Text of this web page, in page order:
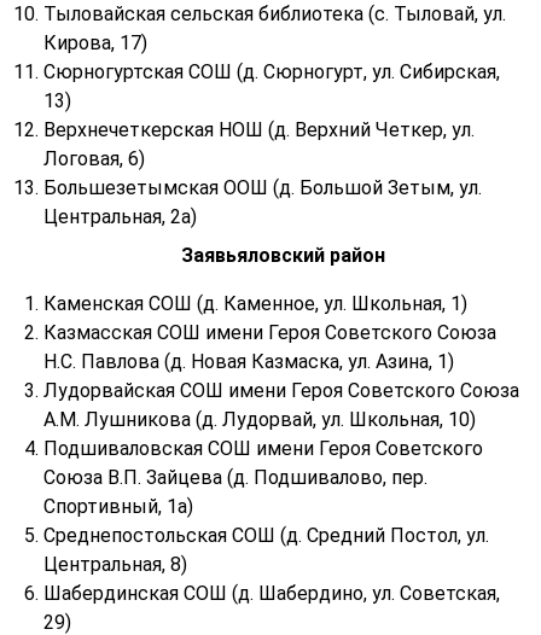
Тыловайская сельская библиотека (с. Тыловай, ул.
Кирова, 17)
Сюрногуртская СОШ (д. Сюрногурт, ул. Сибирская,
13)
Верхнечеткерская НОШ (д. Верхний Четкер, ул.
Логовая, 6)
Большезетымская ООШ (д. Большой Зетым, ул.
Центральная, 2а)
Заявьяловский район
Каменская СОШ (д. Каменное, ул. Школьная, 1)
Казмасская СОШ имени Героя Советского Союза
Н.С. Павлова (д. Новая Казмаска, ул. Азина, 1)
Лудорвайская СОШ имени Героя Советского Союза
А.М. Лушникова (д. Лудорвай, ул. Школьная, 10)
Подшиваловская СОШ имени Героя Советского
Союза В.П. Зайцева (д. Подшивалово, пер.
Спортивный, 1а)
Среднепостольская СОШ (д. Средний Постол, ул.
Центральная, 8)
Шабердинская СОШ (д. Шабердино, ул. Советская,
29)